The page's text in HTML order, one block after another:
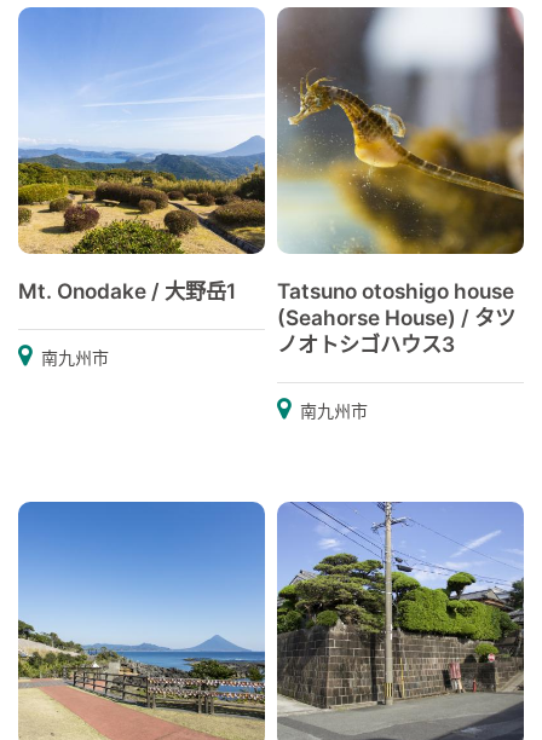
Mt. Onodake / 大野岳1
南九州市
Tatsuno otoshigo house
(Seahorse House) / タツ
ノオトシゴハウス3
南九州市